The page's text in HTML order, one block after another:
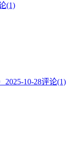
(1)
2025-10-28评论(1)